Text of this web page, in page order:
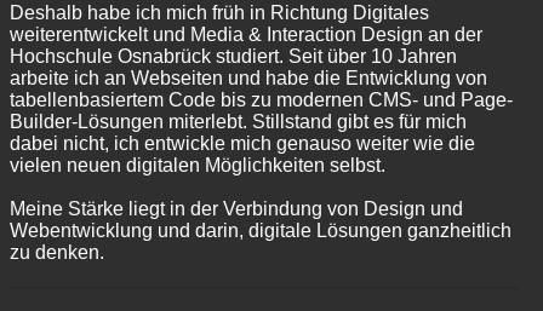
Deshalb habe ich mich früh in Richtung Digitales
weiterentwickelt und Media & Interaction Design an der
Hochschule Osnabrück studiert. Seit über 10 Jahren
arbeite ich an Webseiten und habe die Entwicklung von
tabellenbasiertem Code bis zu modernen CMS- und Page-
Builder-Lösungen miterlebt. Stillstand gibt es für mich
dabei nicht, ich entwickle mich genauso weiter wie die
vielen neuen digitalen Möglichkeiten selbst.
Meine Stärke liegt in der Verbindung von Design und
Webentwicklung und darin, digitale Lösungen ganzheitlich
zu denken.